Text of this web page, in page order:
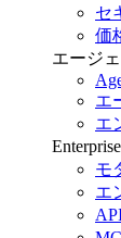
セ
価
エージ
エ
エ
モ
エ